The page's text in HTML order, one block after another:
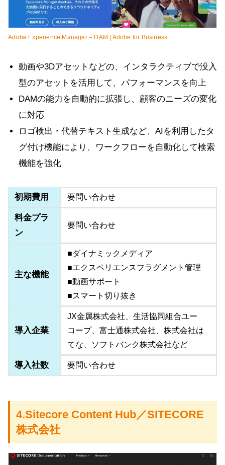
Adobe Experience Manager – DAM | Adobe for Business
動画や3Dアセットなどの、インタラクティブで没入
型のアセットを活用して、パフォーマンスを向上
DAMの能力を自動的に拡張し、顧客のニーズの変化
に対応
ロゴ検出・代替テキスト生成など、AIを利用したタ
グ付け機能により、ワークフローを自動化して検索
機能を強化
初期費用 要問い合わせ
料金プラ
ン
要問い合わせ
主な機能
■ダイナミックメディア
■エクスペリエンスフラグメント管理
■動画サポート
■スマート切り抜き
導入企業
JX金属株式会社、生活協同組合ユー
コープ、富士通株式会社、株式会社は
てな、ソフトバンク株式会社など
導入社数 要問い合わせ
4.Sitecore Content Hub／SITECORE
株式会社